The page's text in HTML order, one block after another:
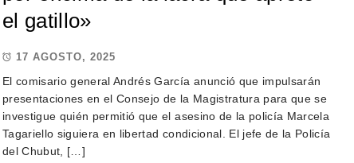
el gatillo»
17 AGOSTO, 2025
El comisario general Andrés García anunció que impulsarán
presentaciones en el Consejo de la Magistratura para que se
investigue quién permitió que el asesino de la policía Marcela
Tagariello siguiera en libertad condicional. El jefe de la Policía
del Chubut, […]